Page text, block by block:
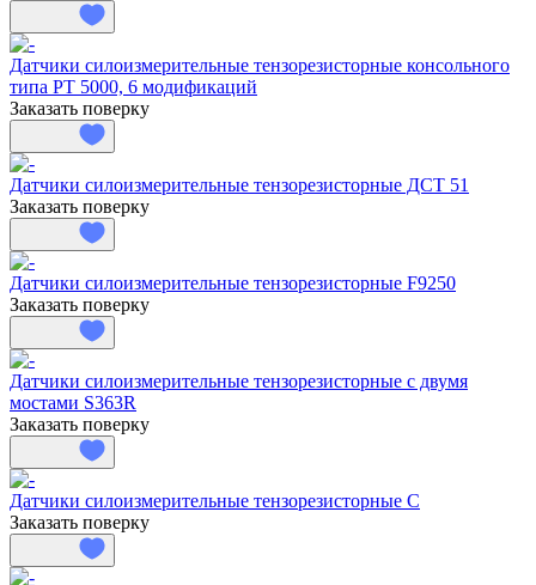
Датчики силоизмерительные тензорезисторные консольного
типа PT 5000, 6 модификаций
Заказать поверку
Датчики силоизмерительные тензорезисторные ДСТ 51
Заказать поверку
Датчики силоизмерительные тензорезисторные F9250
Заказать поверку
Датчики силоизмерительные тензорезисторные с двумя
мостами S363R
Заказать поверку
Датчики силоизмерительные тензорезисторные C
Заказать поверку